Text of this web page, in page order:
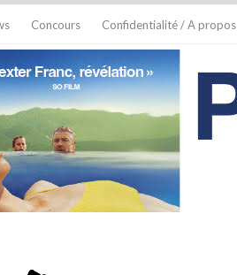
Concours Confidentialité / A propos